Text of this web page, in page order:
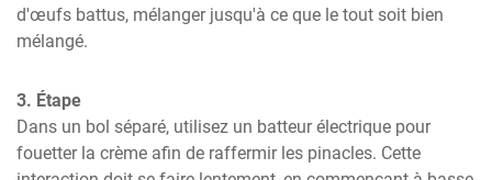
d'œufs battus, mélanger jusqu'à ce que le tout soit bien
mélangé.
3. Étape
Dans un bol séparé, utilisez un batteur électrique pour
fouetter la crème afin de raffermir les pinacles. Cette